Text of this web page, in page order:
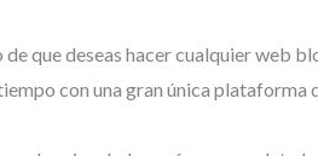
que deseas hacer cualquier web
con una gran única plataforma